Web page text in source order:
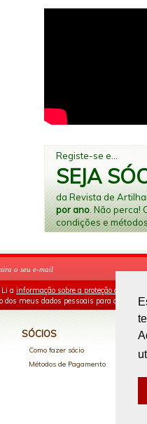
Registe-se e...
SEJA
da Revista de
por ano. Não perca!
condições e
Li a informação sobre a proteção de dados
dos meus dados pessoais para os fins
SÓCIOS
Como fazer sócio
Métodos de Pagamento